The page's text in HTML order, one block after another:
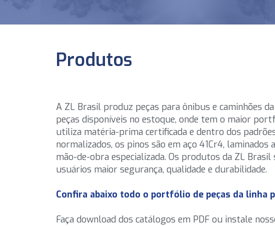
Produtos
A ZL Brasil produz peças para ônibus e caminhões
peças disponíveis no estoque, onde tem o maior
utiliza matéria-prima certificada e dentro dos
normalizados, os pinos são em aço 41Cr4,
mão-de-obra especializada. Os produtos da ZL
usuários maior segurança, qualidade e durabilidade.
Confira abaixo todo o portfólio de peças da linha
Faça download dos catálogos em PDF ou instale